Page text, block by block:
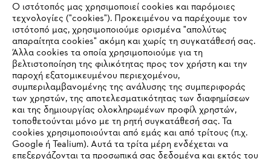
#STIHL
Εταιρεία
Ο ιστότοπός μας χρησιμοποιεί cookies και παρόμοιες
τεχνολογίες ("cookies"). Προκειμένου να παρέχουμε τον
ιστότοπό μας, χρησιμοποιούμε ορισμένα "απολύτως
απαραίτητα cookies" ακόμη και χωρίς τη συγκατάθεσή σας.
Άλλα cookies τα οποία χρησιμοποιούμε για τη
βελτιστοποίηση της φιλικότητας προς τον χρήστη και την
παροχή εξατομικευμένου περιεχομένου,
συμπεριλαμβανομένης της ανάλυσης της συμπεριφοράς
των χρηστών, της αποτελεσματικότητας των διαφημίσεων
και της δημιουργίας ολοκληρωμένων προφίλ χρηστών,
τοποθετούνται μόνο με τη ρητή συγκατάθεσή σας. Τα
cookies χρησιμοποιούνται από εμάς και από τρίτους (π.χ.
Google ή Tealium). Αυτά τα τρίτα μέρη ενδέχεται να
επεξεργάζονται τα προσωπικά σας δεδομένα και εκτός του